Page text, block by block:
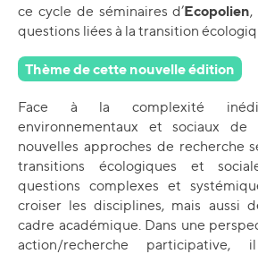
ce cycle de séminaires d’Ecopolien,
questions liées à la transition
Thème de cette nouvelle édition
Face à la complexité
environnementaux et sociaux
nouvelles approches de recherche
transitions écologiques et
questions complexes et
croiser les disciplines, mais aussi
cadre académique. Dans une
action/recherche